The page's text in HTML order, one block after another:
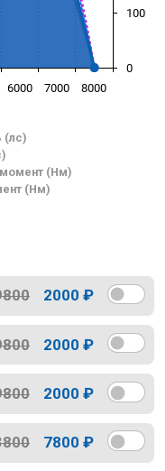
(лс)
(Нм)
(Нм)
6000 7000 8000
0
100
2000 ₽
2000 ₽
2000 ₽
7800 ₽